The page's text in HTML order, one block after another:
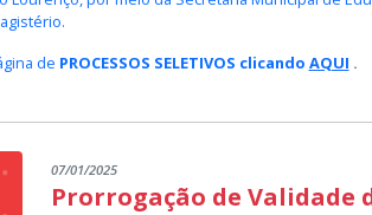
de PROCESSOS SELETIVOS clicando AQUI .
07/01/2025
Prorrogação de Validade